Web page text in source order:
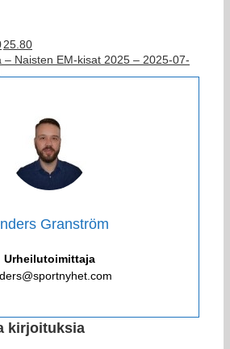
25.80
– Naisten EM-kisat 2025 – 2025-07-
Granström
Urheilutoimittaja
kirjoituksia